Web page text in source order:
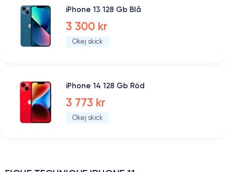
iPhone 13 128 Gb Blå
3 300 kr
Okej skick
iPhone 14 128 Gb Röd
3 773 kr
Okej skick